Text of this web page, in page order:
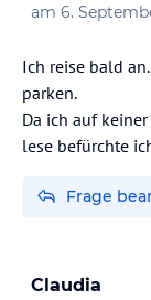
am 6.
Ich reise bald
parken.
Da ich auf
lese befürchte
Frage
Claudia